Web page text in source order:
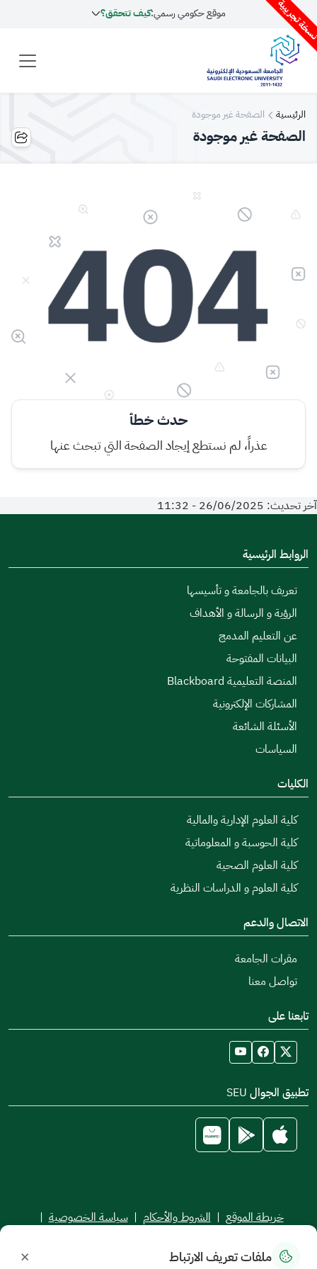
تجريبية موقع حكومي رسمي:كيف تتحقق؟
الرئيسية الصفحة غير موجودة
الصفحة غير موجودة
حدث خطأ
عذراً، لم نستطع إيجاد الصفحة التي تبحث عنها
آخر تحديث: 26/06/2025 - 11:32
الروابط الرئيسية
تعريف بالجامعة و تأسيسها
الرؤية و الرسالة و الأهداف
عن التعليم المدمج
البيانات المفتوحة
المنصة التعليمية Blackboard
المشاركات الإلكترونية
الأسئلة الشائعة
السياسات
الكليات
كلية العلوم الإدارية والمالية
كلية الحوسبة و المعلوماتية
كلية العلوم الصحية
كلية العلوم و الدراسات النظرية
الاتصال والدعم
مقرات الجامعة
تواصل معنا
تابعنا على
تطبيق الجوال SEU
خريطة الموقع | الشروط والأحكام | سياسة الخصوصية |
جميع الحقوق محفوظة للجامعة السعودية الإلكترونية © 2026
ملفات تعريف الارتباط ×